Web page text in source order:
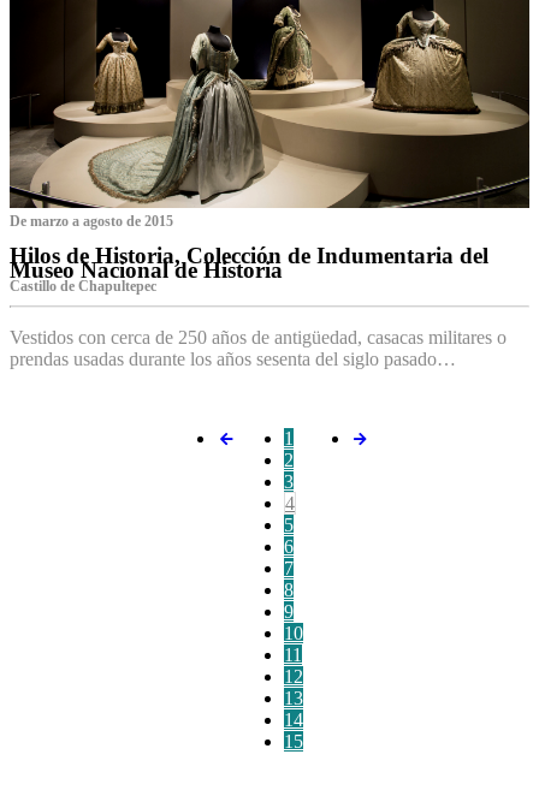
De marzo a agosto de 2015
Hilos de Historia, Colección de Indumentaria del
Museo Nacional de Historia
Castillo de Chapultepec
Vestidos con cerca de 250 años de antigüedad, casacas militares o
prendas usadas durante los años sesenta del siglo pasado…
1
2
3
4
5
6
7
8
9
10
11
12
13
14
15